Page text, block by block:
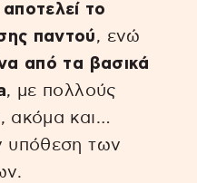
το
παντού, ενώ
από τα βασικά
, με πολλούς
ακόμα και…
υπόθεση των